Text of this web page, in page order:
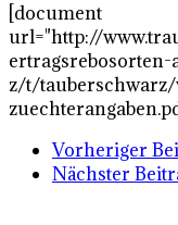
[document
url="http://
ertragsrebosorten-
z/t/
Vorheriger
Nächster